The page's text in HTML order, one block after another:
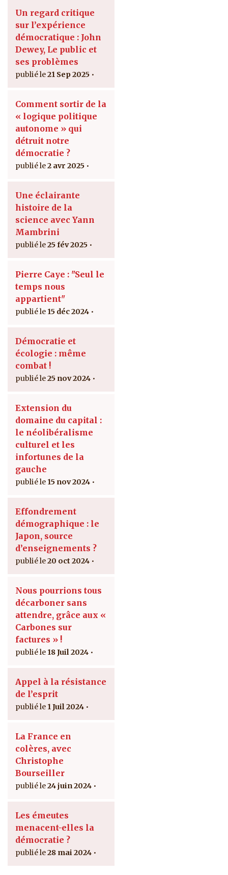
Un regard critique
sur l’expérience
démocratique : John
Dewey, Le public et
ses problèmes
21 Sep 2025
Comment sortir de la
« logique politique
autonome » qui
détruit notre
démocratie ?
2 avr 2025
Une éclairante
histoire de la
science avec Yann
Mambrini
25 fév 2025
Pierre Caye : "Seul le
temps nous
appartient"
15 déc 2024
Démocratie et
écologie : même
combat !
25 nov 2024
Extension du
domaine du capital :
le néolibéralisme
culturel et les
infortunes de la
gauche
15 nov 2024
Effondrement
démographique : le
Japon, source
d’enseignements ?
20 oct 2024
Nous pourrions tous
décarboner sans
attendre, grâce aux «
Carbones sur
factures » !
18 Juil 2024
Appel à la résistance
de l’esprit
1 Juil 2024
La France en
colères, avec
Christophe
Bourseiller
24 juin 2024
Les émeutes
menacent-elles la
démocratie ?
28 mai 2024